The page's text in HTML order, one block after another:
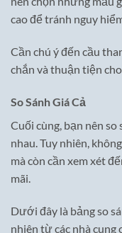
cao để tránh nguy
Cần chú ý đến cầu
chắn và thuận tiện
So Sánh Giá Cả
Cuối cùng, bạn nên so
nhau. Tuy nhiên,
mà còn cần xem xét
mãi.
Dưới đây là bảng so
nhiên từ các nhà cung